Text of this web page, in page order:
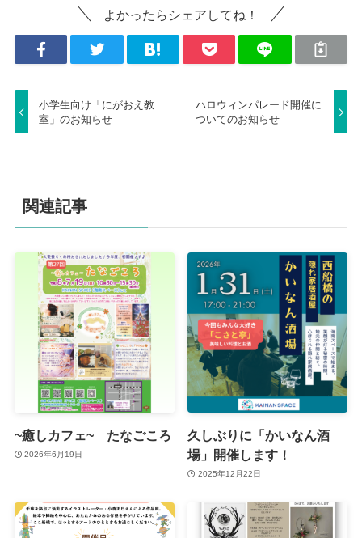
よかったらシェアしてね！
小学生向け「にがおえ教
室」のお知らせ
ハロウィンパレード開催に
ついてのお知らせ
関連記事
~癒しカフェ~ たなごころ
2026年6月19日
久しぶりに「かいなん酒
場」開催します！
2025年12月22日